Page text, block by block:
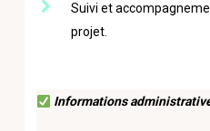
Suivi et
projet.
Informations